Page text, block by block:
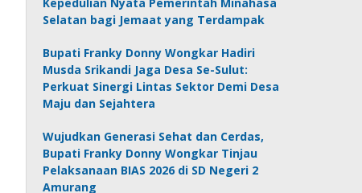
Selatan bagi Jemaat yang Terdampak
Bupati Franky Donny Wongkar Hadiri
Musda Srikandi Jaga Desa Se-Sulut:
Perkuat Sinergi Lintas Sektor Demi Desa
Maju dan Sejahtera
Wujudkan Generasi Sehat dan Cerdas,
Bupati Franky Donny Wongkar Tinjau
Pelaksanaan BIAS 2026 di SD Negeri 2
Amurang